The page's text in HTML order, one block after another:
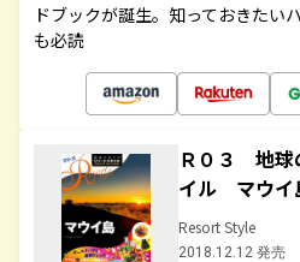
ドブックが誕生。知っておきたい
も必読
Ｒ０３ 地球
イル マウイ
Resort Style
2018.12.12 発売